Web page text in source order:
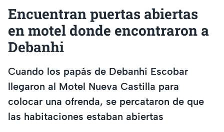
Encuentran puertas abiertas
en motel donde encontraron a
Debanhi
Cuando los papás de Debanhi Escobar
llegaron al Motel Nueva Castilla para
colocar una ofrenda, se percataron de que
las habitaciones estaban abiertas